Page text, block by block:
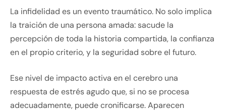
La infidelidad es un evento traumático. No solo implica
la traición de una persona amada: sacude la
percepción de toda la historia compartida, la confianza
en el propio criterio, y la seguridad sobre el futuro.
Ese nivel de impacto activa en el cerebro una
respuesta de estrés agudo que, si no se procesa
adecuadamente, puede cronificarse. Aparecen